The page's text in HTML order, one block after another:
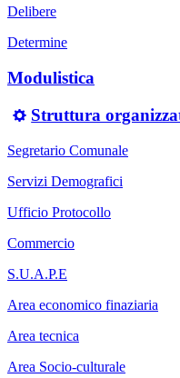
Delibere
Determine
Modulistica
Struttura
Segretario Comunale
Servizi Demografici
Ufficio Protocollo
Commercio
S.U.A.P.E
Area economico finaziaria
Area tecnica
Area Socio-culturale